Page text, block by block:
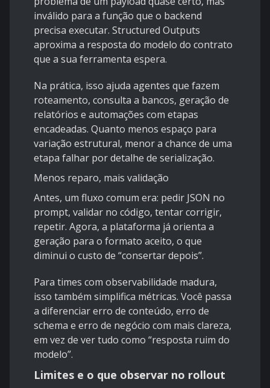
inválido para a função que o backend
precisa executar. Structured Outputs
aproxima a resposta do modelo do contrato
que a sua ferramenta espera.
Na prática, isso ajuda agentes que fazem
roteamento, consulta a bancos, geração de
relatórios e automações com etapas
encadeadas. Quanto menos espaço para
variação estrutural, menor a chance de uma
etapa falhar por detalhe de serialização.
Menos reparo, mais validação
Antes, um fluxo comum era: pedir JSON no
prompt, validar no código, tentar corrigir,
repetir. Agora, a plataforma já orienta a
geração para o formato aceito, o que
diminui o custo de “consertar depois”.
Para times com observabilidade madura,
isso também simplifica métricas. Você passa
a diferenciar erro de conteúdo, erro de
schema e erro de negócio com mais clareza,
em vez de ver tudo como “resposta ruim do
modelo”.
Limites e o que observar no rollout